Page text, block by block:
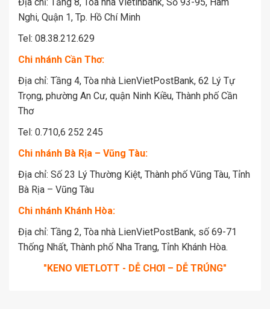
Địa chỉ: Tầng 8, Tòa nhà Vietinbank, Số 93-95, Hàm
Nghi, Quận 1, Tp. Hồ Chí Minh
Tel: 08.38.212.629
Chi nhánh Cần Thơ:
Địa chỉ: Tầng 4, Tòa nhà LienVietPostBank, 62 Lý Tự
Trọng, phường An Cư, quận Ninh Kiều, Thành phố Cần
Thơ
Tel: 0.710,6 252 245
Chi nhánh Bà Rịa – Vũng Tàu:
Địa chỉ: Số 23 Lý Thường Kiệt, Thành phố Vũng Tàu, Tỉnh
Bà Rịa – Vũng Tàu
Chi nhánh Khánh Hòa:
Địa chỉ: Tầng 2, Tòa nhà LienVietPostBank, số 69-71
Thống Nhất, Thành phố Nha Trang, Tỉnh Khánh Hòa.
"KENO VIETLOTT - DỄ CHƠI – DỄ TRÚNG"